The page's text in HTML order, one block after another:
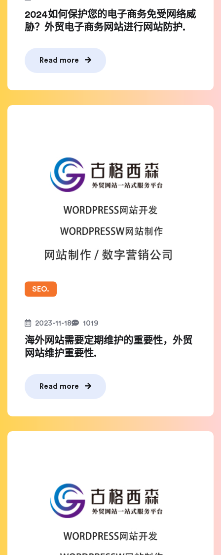
2024如何保护您的电子商务免受网络威
胁？外贸电子商务网站进行网站防护.
Read more
SEO.
2023-11-18 1019
海外网站需要定期维护的重要性，外贸
网站维护重要性.
Read more